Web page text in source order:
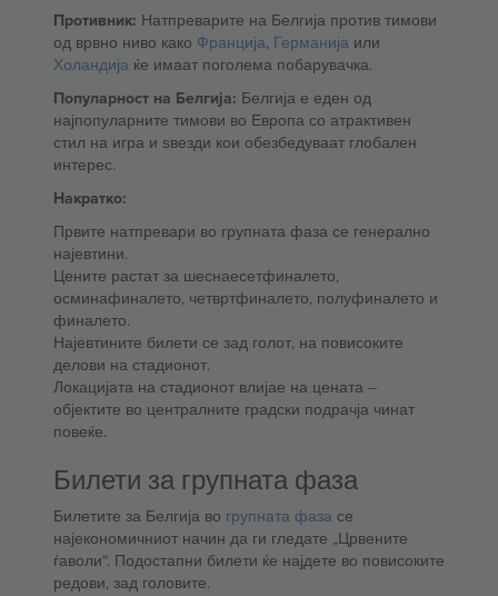
Противник: Натпреварите на Белгија против тимови
од врвно ниво како Франција, Германија или
Холандија ќе имаат поголема побарувачка.
Популарност на Белгија: Белгија е еден од
најпопуларните тимови во Европа со атрактивен
стил на игра и ѕвезди кои обезбедуваат глобален
интерес.
Накратко:
Првите натпревари во групната фаза се генерално
најевтини.
Цените растат за шеснаесетфиналето,
осминафиналето, четвртфиналето, полуфиналето и
финалето.
Најевтините билети се зад голот, на повисоките
делови на стадионот.
Локацијата на стадионот влијае на цената –
објектите во централните градски подрачја чинат
повеќе.
Билети за групната фаза
Билетите за Белгија во групната фаза се
најекономичниот начин да ги гледате „Црвените
ѓаволи“. Подостапни билети ќе најдете во повисоките
редови, зад головите.